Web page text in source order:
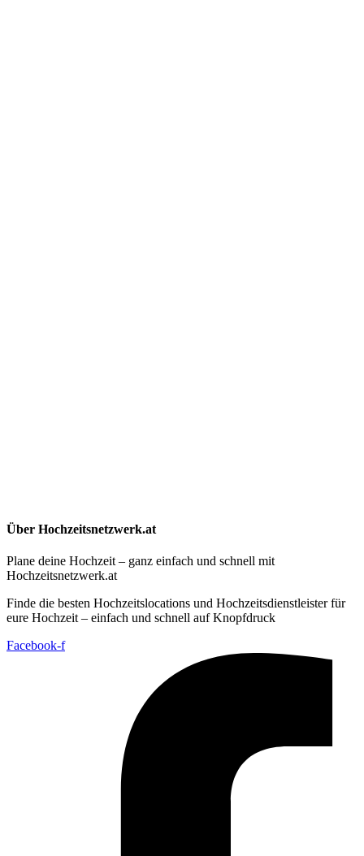
Über Hochzeitsnetzwerk.at
Plane deine Hochzeit – ganz einfach und schnell mit
Hochzeitsnetzwerk.at
Finde die besten Hochzeitslocations und Hochzeitsdienstleister für
eure Hochzeit – einfach und schnell auf Knopfdruck
Facebook-f